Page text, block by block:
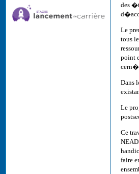
des
Le
tous
point
Dans
Le
Ce
faire